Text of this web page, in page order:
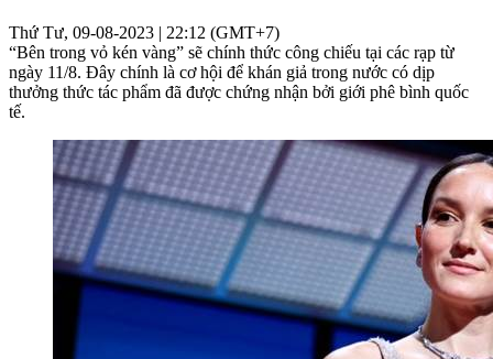
Thứ Tư, 09-08-2023 | 22:12 (GMT+7)
“Bên trong vỏ kén vàng” sẽ chính thức công chiếu tại các rạp từ
ngày 11/8. Đây chính là cơ hội để khán giả trong nước có dịp
thưởng thức tác phẩm đã được chứng nhận bởi giới phê bình quốc
tế.